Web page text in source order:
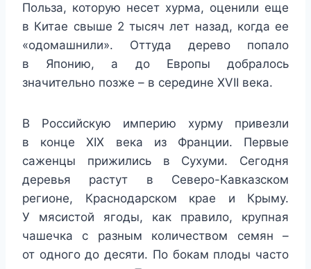
Польза, которую несет хурма, оценили еще
в Китае свыше 2 тысяч лет назад, когда ее
«одомашнили». Оттуда дерево попало
в Японию, а до Европы добралось
значительно позже – в середине XVII века.
В Российскую империю хурму привезли
в конце XIX века из Франции. Первые
саженцы прижились в Сухуми. Сегодня
деревья растут в Северо-Кавказском
регионе, Краснодарском крае и Крыму.
У мясистой ягоды, как правило, крупная
чашечка с разным количеством семян –
от одного до десяти. По бокам плоды часто